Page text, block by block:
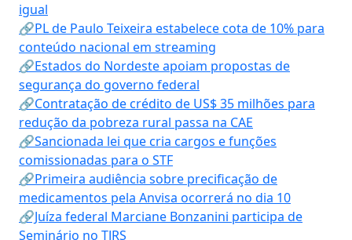
igual
🔗PL de Paulo Teixeira estabelece cota de 10% para
conteúdo nacional em streaming
🔗Estados do Nordeste apoiam propostas de
segurança do governo federal
🔗Contratação de crédito de US$ 35 milhões para
redução da pobreza rural passa na CAE
🔗Sancionada lei que cria cargos e funções
comissionadas para o STF
🔗Primeira audiência sobre precificação de
medicamentos pela Anvisa ocorrerá no dia 10
🔗Juíza federal Marciane Bonzanini participa de
Seminário no TJRS